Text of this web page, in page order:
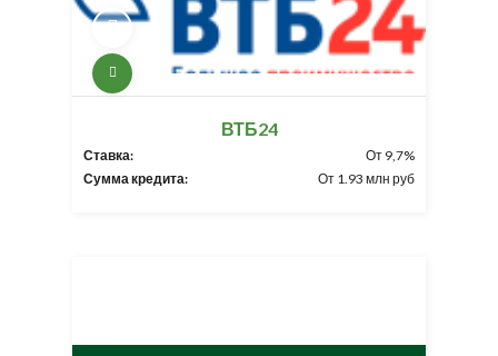
ВТБ24
Ставка:
От 9,7%
Сумма кредита:
От 1.93 млн руб